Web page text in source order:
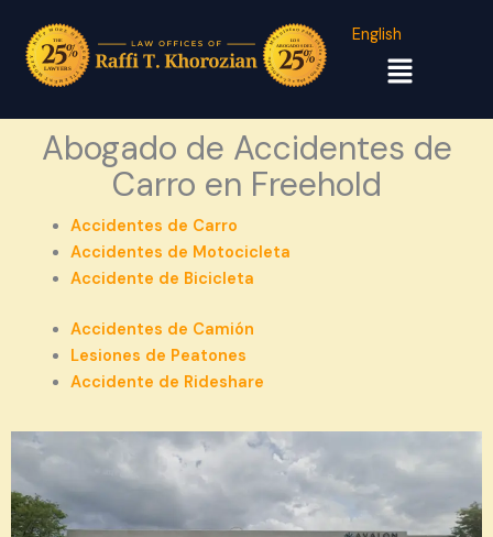
English
Menú
Abogado de Accidentes de
Carro en Freehold
Accidentes de Carro
Accidentes de Motocicleta
Accidente de Bicicleta
Accidentes de Camión
Lesiones de Peatones
Accidente de Rideshare